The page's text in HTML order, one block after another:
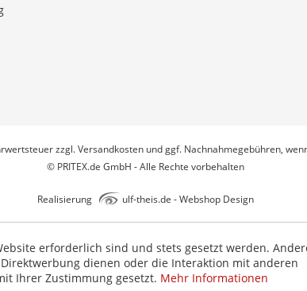
zzgl.Versandkostenund ggf. Nachnahmegebühren,
© PRITEX.de GmbH - Alle Rechte vorbehalten
Realisierung ulf-theis.de - Webshop Design
erforderlich sind und stets gesetzt werden.
dienen oder die Interaktion mit anderen
Ihrer Zustimmung gesetzt. Mehr Informationen